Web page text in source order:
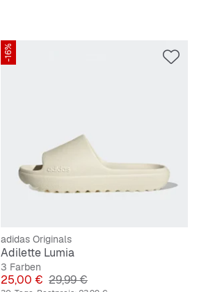
-16%
adidas Originals
Adilette Lumia
3 Farben
Preis
25,00 € Originalpreis
29,99 €